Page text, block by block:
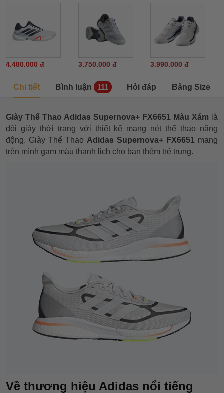
4.480.000 đ 3.750.000 đ 3.990.000 đ
Chi tiết Bình luận 111 Hỏi đáp Bảng Size
Giày Thể Thao Adidas Supernova+ FX6651 Màu Xám là
đôi giày thời trang với thiết kế mang nét thể thao năng
động. Giày Thể Thao Adidas Supernova+ FX6651 mang
trên mình gam màu thanh lịch cho bạn thêm trẻ trung.
Về thương hiệu Adidas nổi tiếng